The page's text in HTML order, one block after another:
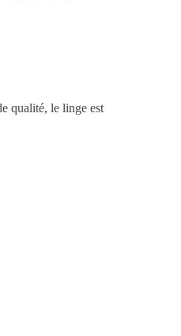
qualité, le linge est